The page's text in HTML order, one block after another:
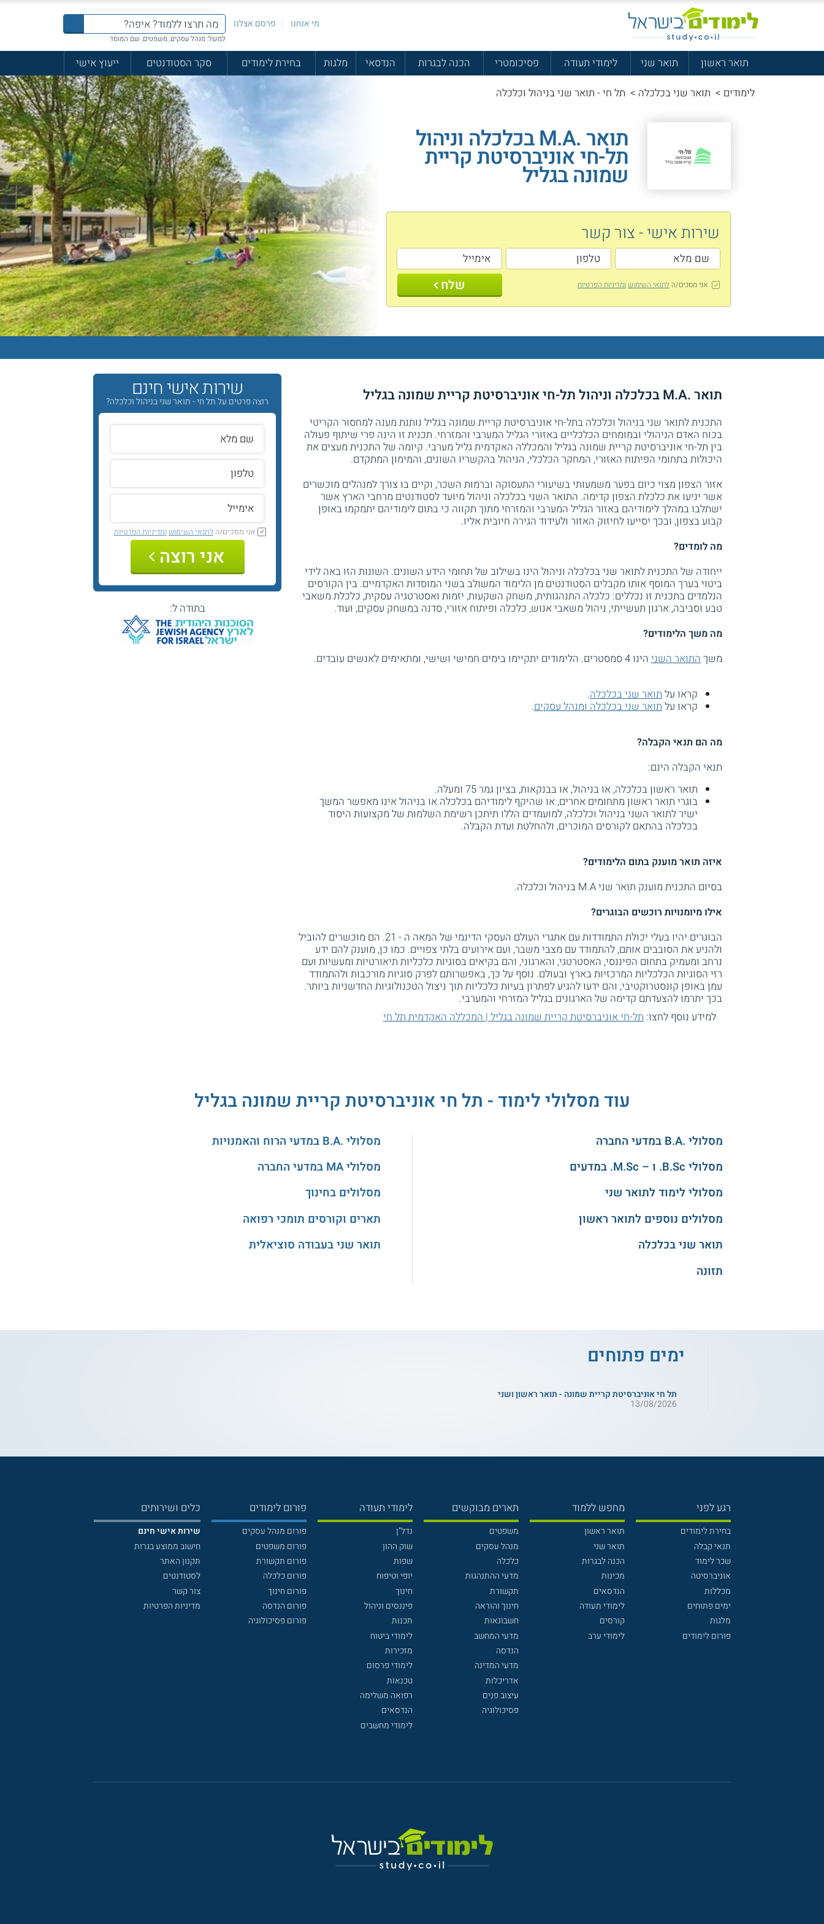
מי אנחנו פרסם אצלנו
למשל: מנהל עסקים, משפטים, שם המוסד
תואר ראשון תואר שני לימודי תעודה פסיכומטרי הכנה לבגרות הנדסאי מלגות בחירת לימודים סקר הסטודנטים
ייעוץ אישי
לימודים > תואר שני בכלכלה > תל חי - תואר שני בניהול וכלכלה
תואר .M.A בכלכלה וניהול
תל-חי אוניברסיטת קריית
שמונה בגליל
שירות אישי - צור קשר
אני מסכים/הלתנאי השימוש ומדיניות הפרטיות שלח
תואר .M.A בכלכלה וניהול תל-חי אוניברסיטת קריית שמונה בגליל
התכנית לתואר שני בניהול וכלכלה בתל-חי אוניברסיטת קריית שמונה בגליל נותנת מענה למחסור הקריטי
בכוח האדם הניהולי ובמומחים הכלכליים באזורי הגליל המערבי והמזרחי. תכנית זו הינה פרי שיתוף פעולה
בין תל-חי אוניברסיטת קריית שמונה בגליל והמכללה האקדמית גליל מערבי. קיומה של התכנית מעצים את
היכולות בתחומי הפיתוח האזורי, המחקר הכלכלי, הניהול בהקשריו השונים, והמימון המתקדם.
אזור הצפון מצוי כיום בפער משמעותי בשיעורי התעסוקה וברמות השכר, וקיים בו צורך למנהלים מוכשרים
אשר יניעו את כלכלת הצפון קדימה. התואר השני בכלכלה וניהול מיועד לסטודנטים מרחבי הארץ אשר
ישתלבו במהלך לימודיהם באזור הגליל המערבי והמזרחי מתוך תקווה כי בתום לימודיהם יתמקמו באופן
קבוע בצפון, ובכך יסייעו לחיזוק האזור ולעידוד הגירה חיובית אליו.
מה לומדים?
ייחודה של התכנית לתואר שני בכלכלה וניהול הינו בשילוב של תחומי הידע השונים. השונות הזו באה לידי
ביטוי בערך המוסף אותו מקבלים הסטודנטים מן הלימוד המשולב בשני המוסדות האקדמיים. בין הקורסים
הנלמדים בתכנית זו נכללים: כלכלה התנהגותית, משחק השקעות, יזמות ואסטרטגיה עסקית, כלכלת משאבי
טבע וסביבה, ארגון תעשייתי, ניהול משאבי אנוש, כלכלה ופיתוח אזורי, סדנה במשחק עסקים, ועוד.
מה משך הלימודים?
משךהתואר השני הינו 4 סמסטרים. הלימודים יתקיימו בימים חמישי ושישי, ומתאימים לאנשים עובדים.
קראו על תואר שני בכלכלה.
קראו על תואר שני בכלכלה ומנהל עסקים.
מה הם תנאי הקבלה?
תנאי הקבלה הינם:
תואר ראשון בכלכלה, או בניהול, או בבנקאות, בציון גמר 75 ומעלה.
בוגרי תואר ראשון מתחומים אחרים, או שהיקף לימודיהם בכלכלה או בניהול אינו מאפשר המשך
ישיר לתואר השני בניהול וכלכלה, למועמדים הללו תיתכן רשימת השלמות של מקצועות היסוד
בכלכלה בהתאם לקורסים המוכרים, ולהחלטת ועדת הקבלה.
איזה תואר מוענק בתום הלימודים?
בסיום התכנית מוענק תואר שני M.A בניהול וכלכלה.
אילו מיומנויות רוכשים הבוגרים?
הבוגרים יהיו בעלי יכולת התמודדות עם אתגרי העולם העסקי הדינמי של המאה ה - 21. הם מוכשרים להוביל
ולהניע את הסובבים אותם, להתמודד עם מצבי משבר, ועם אירועים בלתי צפויים. כמו כן, מוענק להם ידע
נרחב ומעמיק בתחום הפיננסי, האסטרטגי, והארגוני, והם בקיאים בסוגיות כלכליות תיאורטיות ומעשיות ועם
רזי הסוגיות הכלכליות המרכזיות בארץ ובעולם. נוסף על כך, באפשרותם לפרק סוגיות מורכבות ולהתמודד
עמן באופן קונסטרוקטיבי, והם ידעו להגיע לפתרון בעיות כלכליות תוך ניצול הטכנולוגיות החדשניות ביותר.
בכך יתרמו להצעדתם קדימה של הארגונים בגליל המזרחי והמערבי.
למידע נוסף לחצו: תל-חי אוניברסיטת קריית שמונה בגליל | המכללה האקדמית תל חי
שירות אישי חינם
רוצה פרטים על תל חי - תואר שני בניהול וכלכלה?
אני מסכים/הלתנאי השימוש ומדיניות הפרטיות
אני רוצה
בתודה ל:
עוד מסלולי לימוד - תל חי אוניברסיטת קריית שמונה בגליל
מסלולי .B.A במדעי החברה
מסלולי B.Sc. ו – M.Sc. במדעים
מסלולי לימוד לתואר שני
מסלולים נוספים לתואר ראשון
תואר שני בכלכלה
תזונה
מסלולי .B.A במדעי הרוח והאמנויות
מסלולי MA במדעי החברה
מסלולים בחינוך
תארים וקורסים תומכי רפואה
תואר שני בעבודה סוציאלית
ימים פתוחים
תל חי אוניברסיטת קריית שמונה - תואר ראשון ושני
13/08/2026
רגע לפני
בחירת לימודים
תנאי קבלה
שכר לימוד
אוניברסיטה
מכללות
ימים פתוחים
מלגות
פורום לימודים
מחפש ללמוד
תואר ראשון
תואר שני
הכנה לבגרות
מכינות
הנדסאים
לימודי תעודה
קורסים
לימודי ערב
תארים מבוקשים
משפטים
מנהל עסקים
כלכלה
מדעי ההתנהגות
תקשורת
חינוך והוראה
חשבונאות
מדעי המחשב
הנדסה
מדעי המדינה
אדריכלות
עיצוב פנים
פסיכולוגיה
לימודי תעודה
נדל"ן
שוק ההון
שפות
יופי וטיפוח
חינוך
פיננסים וניהול
תכנות
לימודי ביטוח
מזכירות
לימודי פרסום
טכנאות
רפואה משלימה
הנדסאים
לימודי מחשבים
פורום לימודים
פורום מנהל עסקים
פורום משפטים
פורום תקשורת
פורום כלכלה
פורום חינוך
פורום הנדסה
פורום פסיכולוגיה
כלים ושירותים
שירות אישי חינם
חישוב ממוצע בגרות
תקנון האתר
לסטודנטים
צור קשר
מדיניות הפרטיות